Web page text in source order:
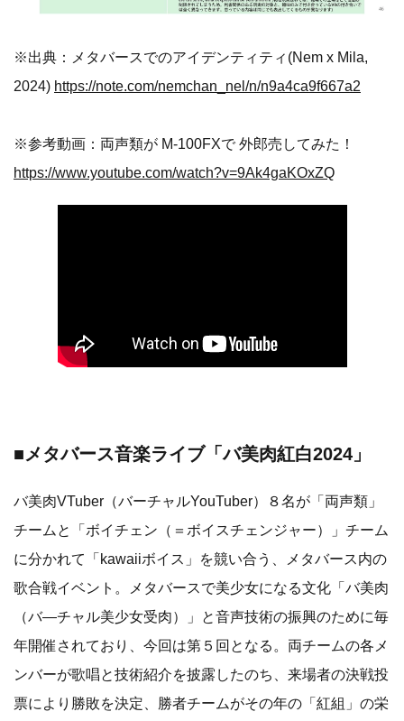
※出典：メタバースでのアイデンティティ(Nem x Mila,
2024) https://note.com/nemchan_nel/n/n9a4ca9f667a2
※参考動画：両声類が M-100FXで 外郎売してみた！
https://www.youtube.com/watch?v=9Ak4gaKOxZQ
■メタバース音楽ライブ「バ美肉紅白2024」
バ美肉VTuber（バーチャルYouTuber）８名が「両声類」
チームと「ボイチェン（＝ボイスチェンジャー）」チーム
に分かれて「kawaiiボイス」を競い合う、メタバース内の
歌合戦イベント。メタバースで美少女になる文化「バ美肉
（バ―チャル美少女受肉）」と音声技術の振興のために毎
年開催されており、今回は第５回となる。両チームの各メ
ンバーが歌唱と技術紹介を披露したのち、来場者の決戦投
票により勝敗を決定、勝者チームがその年の「紅組」の栄